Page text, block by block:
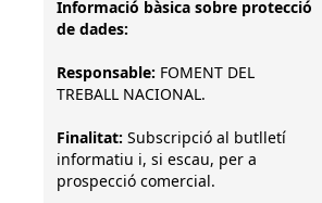
Informació bàsica sobre protecció
de dades:
Responsable: FOMENT DEL
TREBALL NACIONAL.
Finalitat: Subscripció al butlletí
informatiu i, si escau, per a
prospecció comercial.